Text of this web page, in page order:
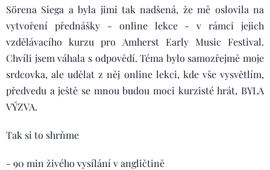
Sörena Siega a byla jimi tak nadšená, že mě oslovila na
vytvoření přednášky - online lekce - v rámci jejich
vzdělávacího kurzu pro Amherst Early Music Festival.
Chvíli jsem váhala s odpovědí. Téma bylo samozřejmě moje
srdcovka, ale udělat z něj online lekci, kde vše vysvětlím,
předvedu a ještě se mnou budou moci kurzisté hrát, BYLA
VÝZVA.
Tak si to shrňme
- 90 min živého vysílání v angličtině